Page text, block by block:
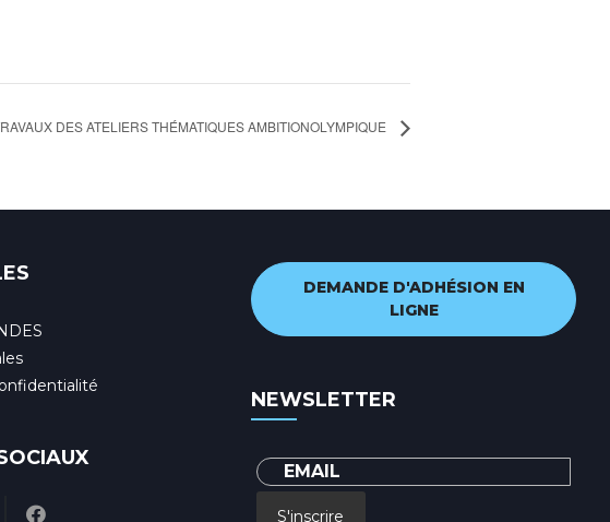
DES ATELIERS THÉMATIQUES AMBITIONOLYMPIQUE
DEMANDE D'ADHÉSION EN
LIGNE
NEWSLETTER
S'inscrire